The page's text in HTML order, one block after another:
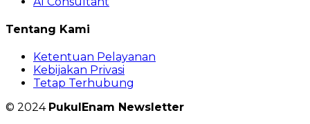
Tentang Kami
Ketentuan Pelayanan
Kebijakan Privasi
Tetap Terhubung
© 2024 PukulEnam Newsletter